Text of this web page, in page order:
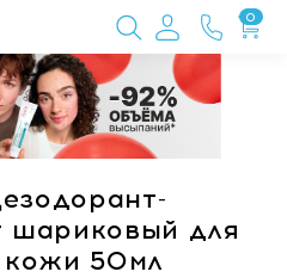
0
шариковый для
кожи 50мл